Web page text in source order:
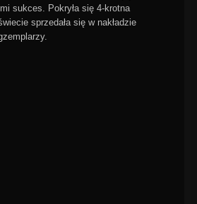
sukces. Pokryła się 4-krotna
sprzedała się w nakładzie